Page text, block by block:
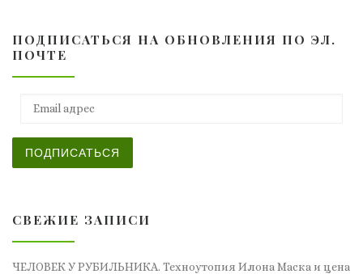
ПОДПИСАТЬСЯ НА ОБНОВЛЕНИЯ ПО ЭЛ.
ПОЧТЕ
ПОДПИСАТЬСЯ
СВЕЖИЕ ЗАПИСИ
ЧЕЛОВЕК У РУБИЛЬНИКА. Техноутопия Илона Маска и цена